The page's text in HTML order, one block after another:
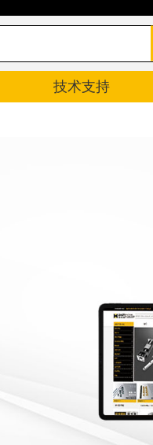
技术支持